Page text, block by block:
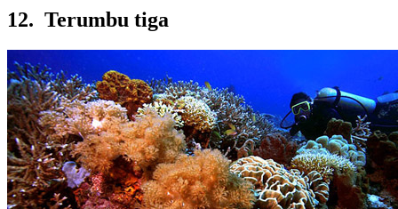
12. Terumbu tiga